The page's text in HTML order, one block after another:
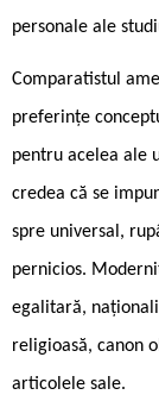
personale ale
Comparatistul
preferințe
pentru acelea ale
credea că se
spre universal,
pernicios.
egalitară,
religioasă, canon
articolele sale.